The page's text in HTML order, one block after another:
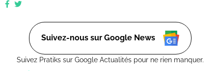
Que vous soyez novice ou expert, ensemble, nous
tous les jours. (Retrouvez moi aussi sur Ctendance.fr)
Suivez-nous sur Google News
Suivez Pratiks sur Google Actualités pour ne rien manquer.